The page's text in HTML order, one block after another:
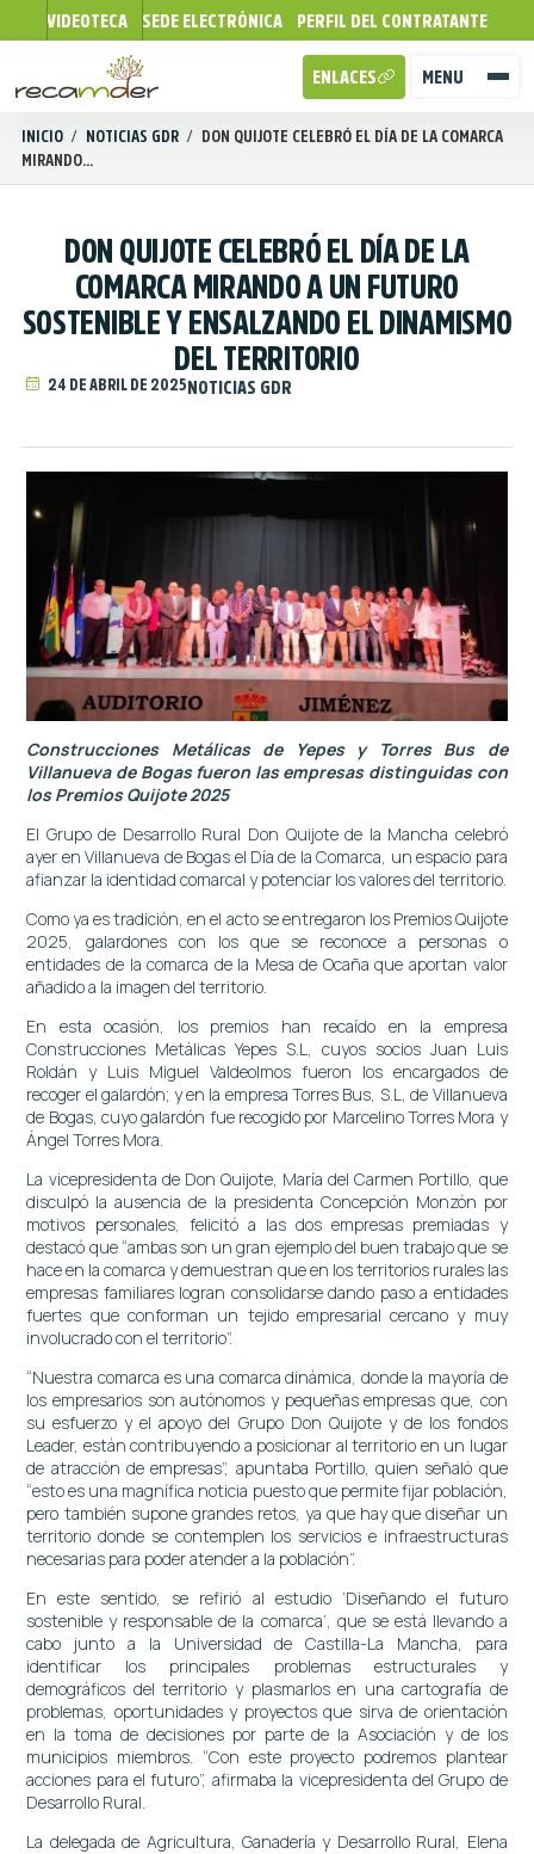
VIDEOTECA SEDE ELECTRÓNICA PERFIL DEL CONTRATANTE
MENU
ENLACES
INICIO / NOTICIAS GDR / DON QUIJOTE CELEBRÓ EL DÍA DE LA COMARCA
MIRANDO...
DON QUIJOTE CELEBRÓ EL DÍA DE LA
COMARCA MIRANDO A UN FUTURO
SOSTENIBLE Y ENSALZANDO EL DINAMISMO
DEL TERRITORIO
24 DE ABRIL DE 2025NOTICIAS GDR
Construcciones Metálicas de Yepes y Torres Bus de
Villanueva de Bogas fueron las empresas distinguidas con
los Premios Quijote 2025
El Grupo de Desarrollo Rural Don Quijote de la Mancha celebró
ayer en Villanueva de Bogas el Día de la Comarca, un espacio para
afianzar la identidad comarcal y potenciar los valores del territorio.
Como ya es tradición, en el acto se entregaron los Premios Quijote
2025, galardones con los que se reconoce a personas o
entidades de la comarca de la Mesa de Ocaña que aportan valor
añadido a la imagen del territorio.
En esta ocasión, los premios han recaído en la empresa
Construcciones Metálicas Yepes S.L, cuyos socios Juan Luis
Roldán y Luis Miguel Valdeolmos fueron los encargados de
recoger el galardón; y en la empresa Torres Bus, S.L, de Villanueva
de Bogas, cuyo galardón fue recogido por Marcelino Torres Mora y
Ángel Torres Mora.
La vicepresidenta de Don Quijote, María del Carmen Portillo, que
disculpó la ausencia de la presidenta Concepción Monzón por
motivos personales, felicitó a las dos empresas premiadas y
destacó que “ambas son un gran ejemplo del buen trabajo que se
hace en la comarca y demuestran que en los territorios rurales las
empresas familiares logran consolidarse dando paso a entidades
fuertes que conforman un tejido empresarial cercano y muy
involucrado con el territorio”.
“Nuestra comarca es una comarca dinámica, donde la mayoría de
los empresarios son autónomos y pequeñas empresas que, con
su esfuerzo y el apoyo del Grupo Don Quijote y de los fondos
Leader, están contribuyendo a posicionar al territorio en un lugar
de atracción de empresas”, apuntaba Portillo, quien señaló que
“esto es una magnífica noticia puesto que permite fijar población,
pero también supone grandes retos, ya que hay que diseñar un
territorio donde se contemplen los servicios e infraestructuras
necesarias para poder atender a la población”.
En este sentido, se refirió al estudio ‘Diseñando el futuro
sostenible y responsable de la comarca’, que se está llevando a
cabo junto a la Universidad de Castilla-La Mancha, para
identificar los principales problemas estructurales y
demográficos del territorio y plasmarlos en una cartografía de
problemas, oportunidades y proyectos que sirva de orientación
en la toma de decisiones por parte de la Asociación y de los
municipios miembros. “Con este proyecto podremos plantear
acciones para el futuro”, afirmaba la vicepresidenta del Grupo de
Desarrollo Rural.
La delegada de Agricultura, Ganadería y Desarrollo Rural, Elena